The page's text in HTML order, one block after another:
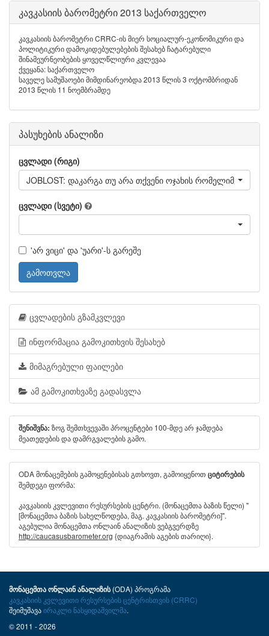
კავკასიის ბარომეტრი 2013 საქართველო
კავკასიის ბარომეტრი CRRC-ის მიერ სოციალურ-ეკონომიკური და
პოლიტიკური დამოკიდებულებების შესახებ ჩატარებული
შინამეურნეობების ყოველწლიური კვლევაა
ქვეყანა: საქართველო
საველე სამუშაოები მიმდინარეობდა 2013 წლის 3 ოქტომბრიდან
2013 წლის 11 ნოემბრამდე
პასუხების ანალიზი
ცვლადი (რიგი)
JOBLOST: დაკარგა თუ არა თქვენი ოჯახის რომელიმე
ცვლადი (სვეტი)
'არ ვიცი' და 'უარი'-ს გარეშე
გამოთვლა
ცვლადების გზამკვლევი
ინფორმაცია გამოკითხვის შესახებ
მიმაგრებული ფაილები
ამ გამოკითხვაზე გადასვლა
შენიშვნა: ზოგ შემთხვევაში პროცენტები 100-მდე არ ჯამდება
მეათედების და დამრგვალების გამო.
ODA მონაცემების გამოყენებისას გთხოვთ, გამოიყენოთ ციტირების
შემდეგი ფორმა:
კავკასიის კვლევითი რესურსების ცენტრი. (მონაცემთა ბაზის წელი) "
[მონაცემთა ბაზის სახელწოდება, მაგ. კავკასიის ბარომეტრი]".
აგებულია მონაცემთა ონლაინ ანალიზის ვებგვერდზე
http://caucasusbarometer.org {დიაგრამის აგების თარიღი}.
მონაცემთა ონლაინ ანალიზის(ODA) პროგრამა
კავკასიის კვლევითი რესურსების ცენტრისთვის (CRRC)
შეიმუშავაირაკლი ნასყიდაშვილმა.
© 2011 - 2026